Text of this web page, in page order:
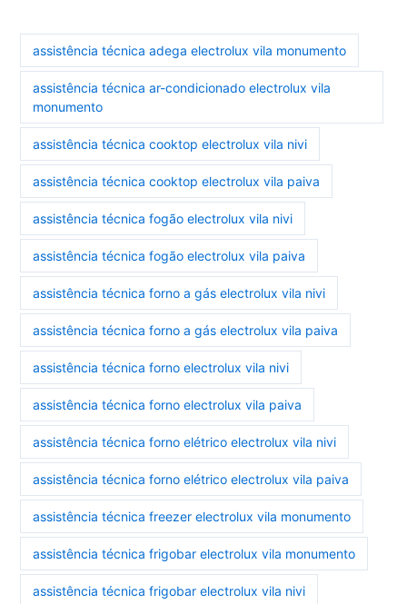
assistência técnica adega electrolux vila monumento
assistência técnica ar-condicionado electrolux vila
monumento
assistência técnica cooktop electrolux vila nivi
assistência técnica cooktop electrolux vila paiva
assistência técnica fogão electrolux vila nivi
assistência técnica fogão electrolux vila paiva
assistência técnica forno a gás electrolux vila nivi
assistência técnica forno a gás electrolux vila paiva
assistência técnica forno electrolux vila nivi
assistência técnica forno electrolux vila paiva
assistência técnica forno elétrico electrolux vila nivi
assistência técnica forno elétrico electrolux vila paiva
assistência técnica freezer electrolux vila monumento
assistência técnica frigobar electrolux vila monumento
assistência técnica frigobar electrolux vila nivi